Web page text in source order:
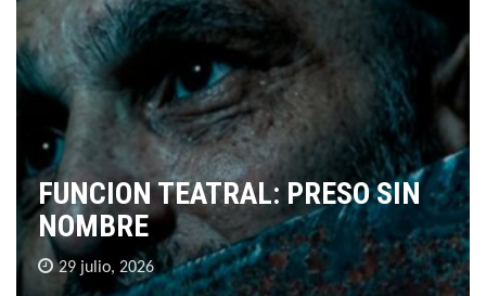
FUNCION TEATRAL: PRESO SIN
NOMBRE
29 julio, 2026